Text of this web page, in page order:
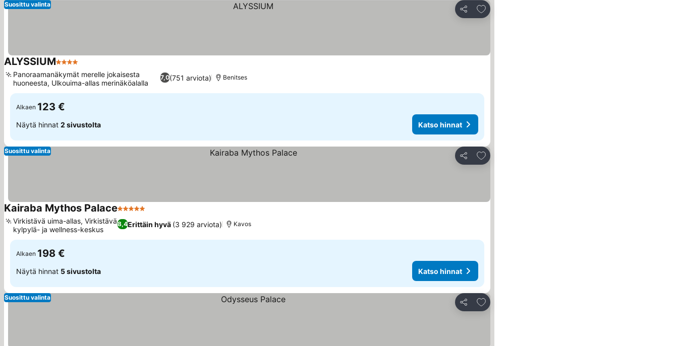
Jaa
Lisää suosikkeihin
Suosittu valinta
ALYSSIUM4 Tähtiluokitus
7,0(751 arviota)
Panoraamanäkymät merelle jokaisesta
huoneesta, Ulkouima-allas merinäköalalla
Benitses
Alkaen 123 €
Näytä hinnat 2 sivustolta Katso hinnat
Jaa
Lisää suosikkeihin
Suosittu valinta
Kairaba Mythos Palace5 Tähtiluokitus
8,4Erittäin hyvä (3 929 arviota)
Virkistävä uima-allas, Virkistävä
kylpylä- ja wellness-keskus
Kavos
Alkaen 198 €
Näytä hinnat 5 sivustolta Katso hinnat
Jaa
Lisää suosikkeihin
Suosittu valinta